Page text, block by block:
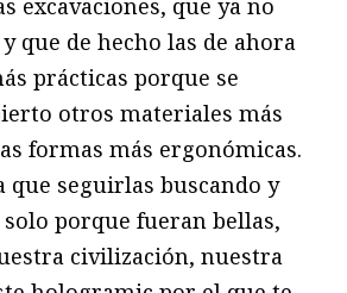
excavaciones, que ya no
que de hecho las de ahora
prácticas porque se
otros materiales más
formas más ergonómicas.
que seguirlas buscando y
porque fueran bellas,
civilización, nuestra